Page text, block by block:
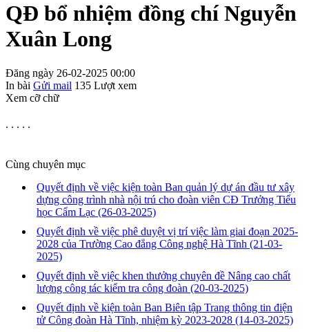
QĐ bổ nhiệm đồng chí Nguyễn
Xuân Long
Đăng ngày 26-02-2025 00:00
In bài Gửi mail 135 Lượt xem
Xem cỡ chữ
. . . . .
Cùng chuyên mục
Quyết định về việc kiện toàn Ban quản lý dự án đầu tư xây
dựng công trình nhà nội trú cho đoàn viên CĐ Trưởng Tiểu
học Cẩm Lạc (26-03-2025)
Quyết định về việc phê duyệt vị trí việc làm giai đoạn 2025-
2028 của Trường Cao đẳng Công nghệ Hà Tĩnh (21-03-
2025)
Quyết định về việc khen thưởng chuyên đề Nâng cao chất
lượng công tác kiểm tra công đoàn (20-03-2025)
Quyết định về kiện toàn Ban Biên tập Trang thông tin điện
tử Công đoàn Hà Tĩnh, nhiệm kỳ 2023-2028 (14-03-2025)